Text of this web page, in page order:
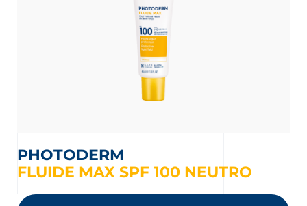
PHOTODERM
FLUIDE MAX SPF 100 NEUTRO